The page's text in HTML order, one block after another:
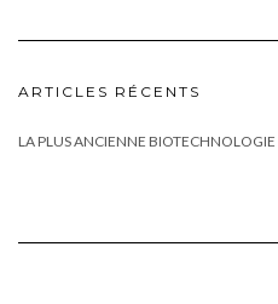
ARTICLES RÉCENTS
LA PLUS ANCIENNE BIOTECHNOLOGIE